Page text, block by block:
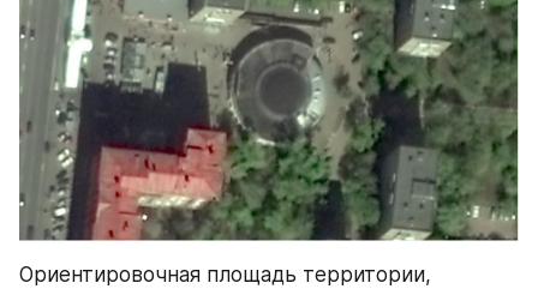
Ориентировочная площадь территории,